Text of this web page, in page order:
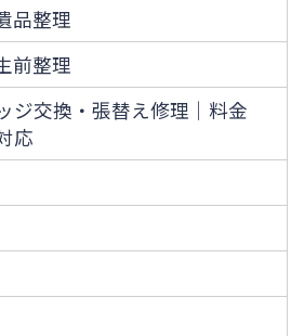
品整理
前整理
ジ交換・張替え修理｜料金
応